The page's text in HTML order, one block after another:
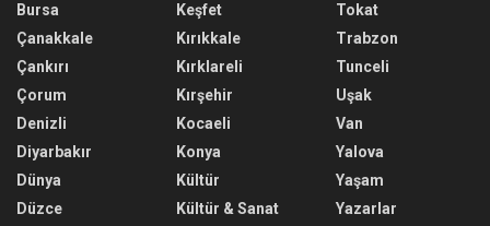
Bursa
Çanakkale
Çankırı
Çorum
Denizli
Diyarbakır
Dünya
Düzce
Keşfet
Kırıkkale
Kırklareli
Kırşehir
Kocaeli
Konya
Kültür
Kültür & Sanat
Tokat
Trabzon
Tunceli
Uşak
Van
Yalova
Yaşam
Yazarlar